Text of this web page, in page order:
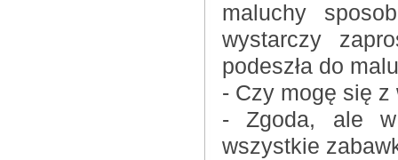
maluchy
wystarczy
podeszła do
- Czy mogę się
- Zgoda, ale w
wszystkie